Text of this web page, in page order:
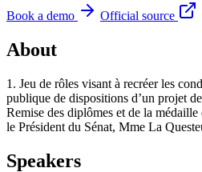
Book a demo
Official source
About
1. Jeu de rôles visant à recréer les
publique de dispositions d’un projet
Remise des diplômes et de la
le Président du Sénat, Mme La
Speakers